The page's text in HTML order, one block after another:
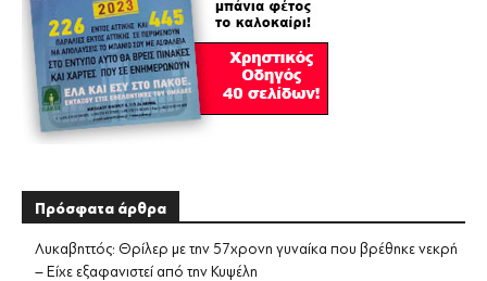
Πρόσφατα άρθρα
Λυκαβηττός: Θρίλερ με την 57χρονη γυναίκα που βρέθηκε νεκρή
– Είχε εξαφανιστεί από την Κυψέλη